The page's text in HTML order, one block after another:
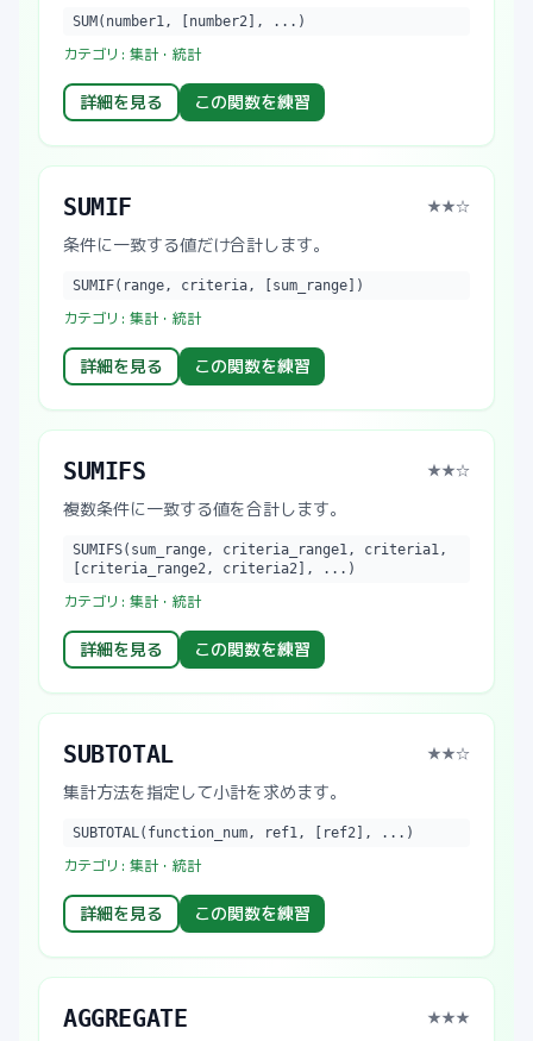
SUM(number1, [number2], ...)
カテゴリ: 集計・統計
詳細を見る この関数を練習
SUMIF ★★☆
条件に一致する値だけ合計します。
SUMIF(range, criteria, [sum_range])
カテゴリ: 集計・統計
詳細を見る この関数を練習
SUMIFS ★★☆
複数条件に一致する値を合計します。
SUMIFS(sum_range, criteria_range1, criteria1,
[criteria_range2, criteria2], ...)
カテゴリ: 集計・統計
詳細を見る この関数を練習
SUBTOTAL ★★☆
集計方法を指定して小計を求めます。
SUBTOTAL(function_num, ref1, [ref2], ...)
カテゴリ: 集計・統計
詳細を見る この関数を練習
AGGREGATE ★★★